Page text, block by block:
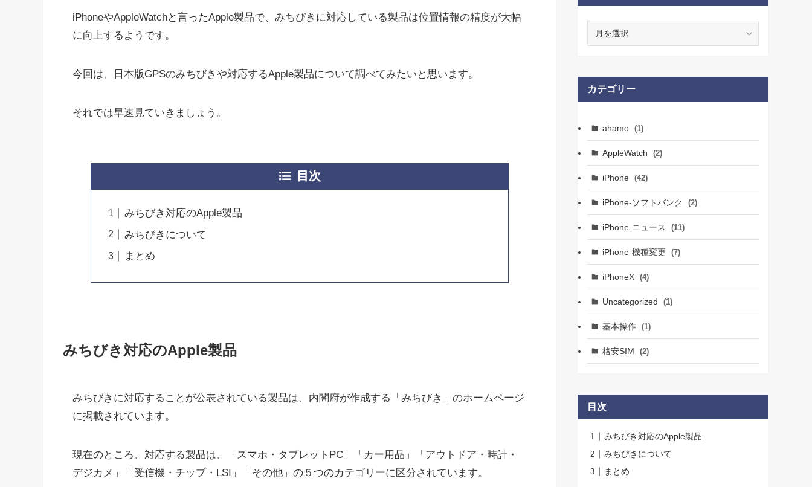
iPhoneやAppleWatchと言ったApple製品で、みちびきに対応している製品は位置情報の精度が大幅
に向上するようです。
今回は、日本版GPSのみちびきや対応するApple製品について調べてみたいと思います。
それでは早速見ていきましょう。
目次
みちびき対応のApple製品
みちびきについて
まとめ
みちびき対応のApple製品
みちびきに対応することが公表されている製品は、内閣府が作成する「みちびき」のホームページ
に掲載されています。
現在のところ、対応する製品は、「スマホ・タブレットPC」「カー用品」「アウトドア・時計・
デジカメ」「受信機・チップ・LSI」「その他」の５つのカテゴリーに区分されています。
ブ
カテゴリー
ahamo (1)
AppleWatch (2)
iPhone (42)
iPhone-ソフトバンク (2)
iPhone-ニュース (11)
iPhone-機種変更 (7)
iPhoneX (4)
Uncategorized (1)
基本操作 (1)
格安SIM (2)
目次
みちびき対応のApple製品
みちびきについて
まとめ